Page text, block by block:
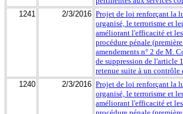
1241 2/3/2016 Projet de loi renforçant la
organisé, le terrorisme et
améliorant l'efficacité et
procédure pénale
amendements n° 2 de M.
de suppression de l'article
retenue suite à un contrôle
1240 2/3/2016 Projet de loi renforçant la
organisé, le terrorisme et
améliorant l'efficacité et